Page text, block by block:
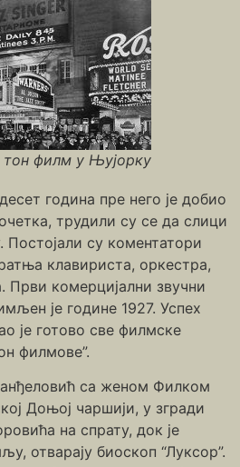
тон филм у Њујорку
година пре него је добио
трудили су се да слици
Постојали су коментатори
клавириста, оркестра,
комерцијални звучни
је године 1927. Успех
је готово све филмске
филмове”.
са женом Филком
Доњој чаршији, у згради
на спрату, док је
отварају биоскоп “Луксор”.